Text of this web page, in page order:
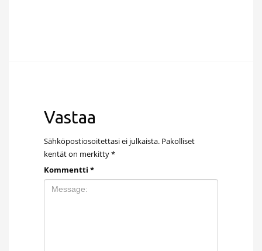
Vastaa
Sähköpostiosoitettasi ei julkaista. Pakolliset
kentät on merkitty*
Kommentti *